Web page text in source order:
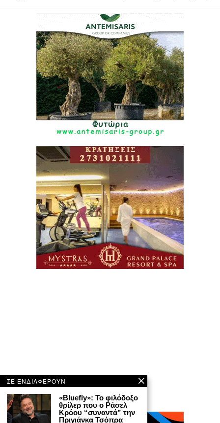
ΣΕ ΕΝΔΙΑΦΕΡΟΥΝ
«Bluefly»: Το φιλόδοξο
θρίλερ που ο Ράσελ
Κρόου “συναντά” την
Πριγιάνκα Τσόπρα